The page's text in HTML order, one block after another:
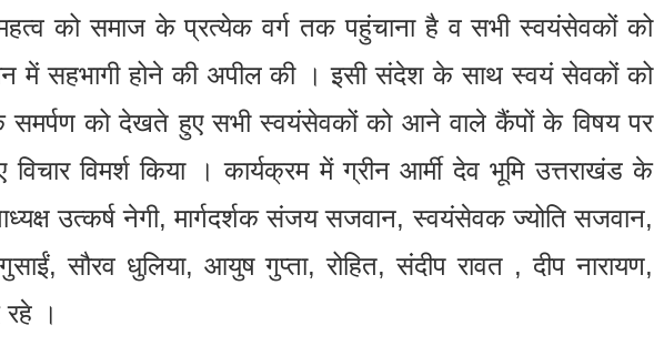
को समाज के प्रत्येक वर्ग तक पहुंचाना है व सभी स्वयंसेवकों को
में सहभागी होने की अपील की । इसी संदेश के साथ स्वयं सेवकों को
समर्पण को देखते हुए सभी स्वयंसेवकों को आने वाले कैंपों के विषय पर
विमर्श किया । कार्यक्रम में ग्रीन आर्मी देव भूमि उत्तराखंड के
उत्कर्ष नेगी, मार्गदर्शक संजय सजवान, स्वयंसेवक ज्योति सजवान,
सौरव धुलिया, आयुष गुप्ता, रोहित, संदीप रावत , दीप नारायण,
रहे ।